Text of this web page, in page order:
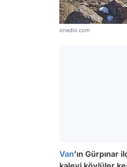
onedio.com
Van’ın Gürpınar